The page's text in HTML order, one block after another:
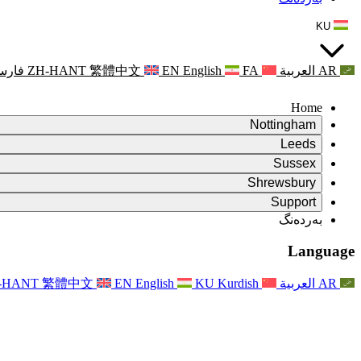
KU
AR العربية ZH-HANT 繁體中文 EN English FA
Home
Nottingham
Review
کورسی پێداچوونەوە
تیمی پێداچوونەوەی سەربەخۆ
مەرجەکانی سەرچاوە
Rapora Dawî ya Nirxandina Serbixwe
Pirsên Pir tên Pirsîn
بەردەنگ
For Families
Pêvajoya Nirxandina Malbatê
دوایین نوێکردنەوەکان
Nûçename
Leeds
Review
کورسی پێداچوونەوە
تیمی پێداچوونەوەی سەربەخۆ
Mercên Referansê
بەردەنگ
Piştgiriya Derûnî ji bo Malbatan
ڕووداوەکان
For Staff
Sussex
Review
کورسی پێداچوونەوە
تیمی پێداچوونەوەی سەربەخۆ
مەرجەکانی سەرچاوە
For Families
نوێکردنەوە بۆ خێزانەکان
Shrewsbury
Review
مەرجەکانی پێداچوونەوەی دایکایەتی
ڕاگەیاندن
Reports
Rapora dawî ya Nirxandina Serbixwe
Rapora Yekem a Nirxandina Serbixwe
For Families
Support
Leeds
Nottingham
خزمەتگوزاری پاڵپشتی دەروونی خێزان
Piştgiriya Krîza Tenduristiya Derûnî
Xizmetên Herêmî yên Nottinghamê
بەردەنگ
Language
AR العربية HANT 繁體中文 EN English KU Kurdish